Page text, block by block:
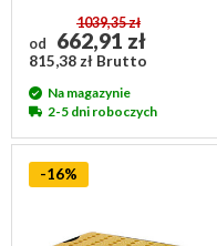
od
1039,35 zł
662,91 zł
815,38 zł Brutto
Na magazynie
2-5 dni roboczych
-16%